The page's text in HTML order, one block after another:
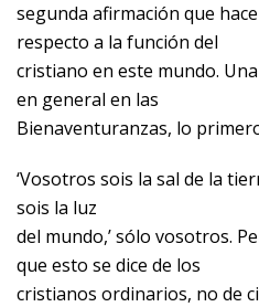
segunda afirmación que
respecto a la función del
cristiano en este mundo.
en general en las
Bienaventuranzas, lo
‘Vosotros sois la sal de la
sois la luz
del mundo,’ sólo vosotros.
que esto se dice de los
cristianos ordinarios, no de